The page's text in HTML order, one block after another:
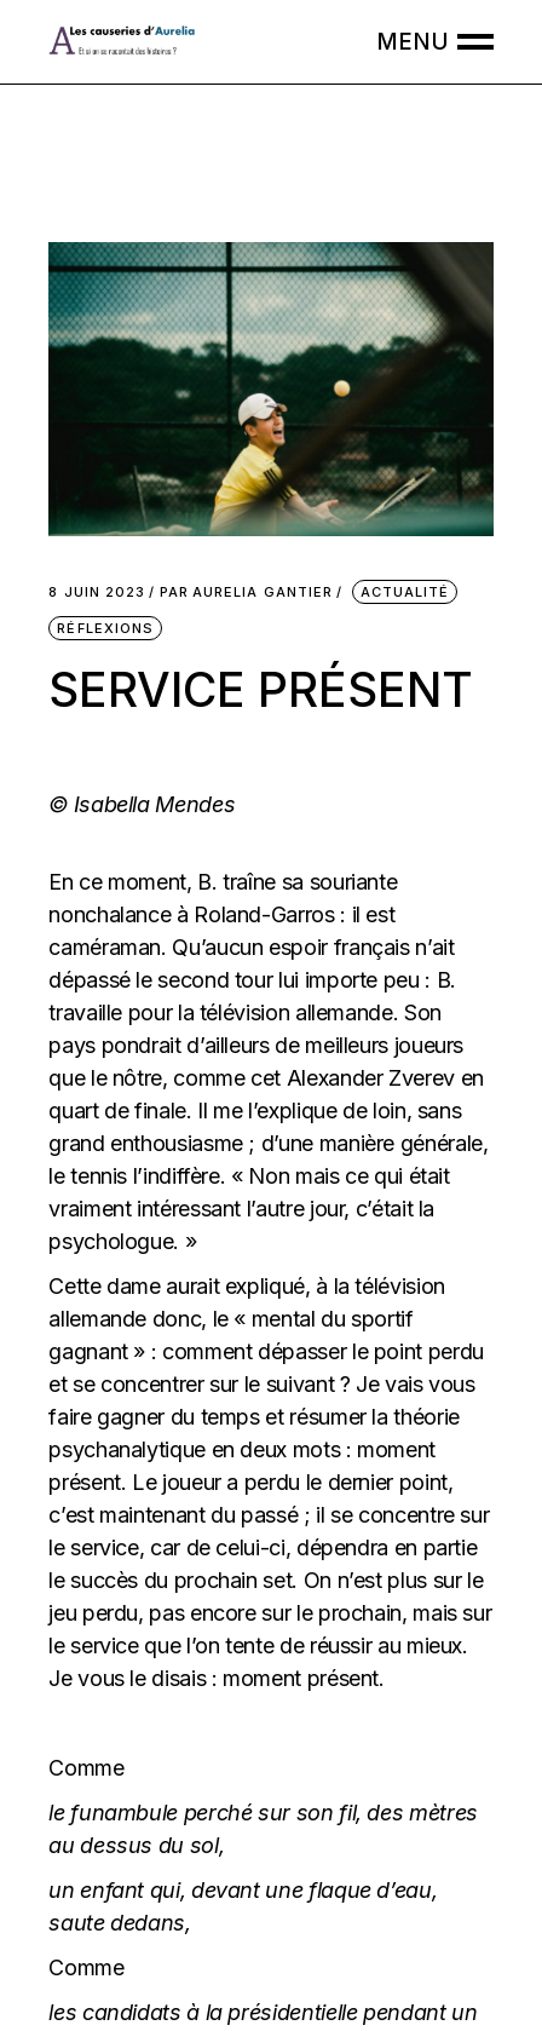
8 JUIN 2023 PAR AURELIA GANTIER ACTUALITÉ
RÉFLEXIONS
SERVICE PRÉSENT
© Isabella Mendes
En ce moment, B. traîne sa souriante
nonchalance à Roland-Garros : il est
caméraman. Qu’aucun espoir français n’ait
dépassé le second tour lui importe peu : B.
travaille pour la télévision allemande. Son
pays pondrait d’ailleurs de meilleurs joueurs
que le nôtre, comme cet Alexander Zverev en
quart de finale. Il me l’explique de loin, sans
grand enthousiasme ; d’une manière générale,
le tennis l’indiffère. « Non mais ce qui était
vraiment intéressant l’autre jour, c’était la
psychologue. »
Cette dame aurait expliqué, à la télévision
allemande donc, le « mental du sportif
gagnant » : comment dépasser le point perdu
et se concentrer sur le suivant ? Je vais vous
faire gagner du temps et résumer la théorie
psychanalytique en deux mots : moment
présent. Le joueur a perdu le dernier point,
c’est maintenant du passé ; il se concentre sur
le service, car de celui-ci, dépendra en partie
le succès du prochain set. On n’est plus sur le
jeu perdu, pas encore sur le prochain, mais sur
le service que l’on tente de réussir au mieux.
Je vous le disais : moment présent.
Comme
le funambule perché sur son fil, des mètres
au dessus du sol,
un enfant qui, devant une flaque d’eau,
saute dedans,
Comme
les candidats à la présidentielle pendant un